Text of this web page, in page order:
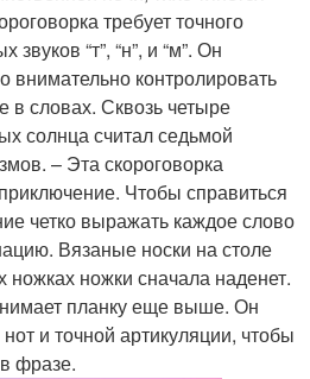
требует точного
“т”, “н”, и “м”. Он
внимательно контролировать
в словах. Сквозь четыре
солнца считал седьмой
– Эта скороговорка
Чтобы справиться
четко выражать каждое слово
Вязаные носки на столе
ножки сначала наденет.
планку еще выше. Он
и точной артикуляции, чтобы
фразе.